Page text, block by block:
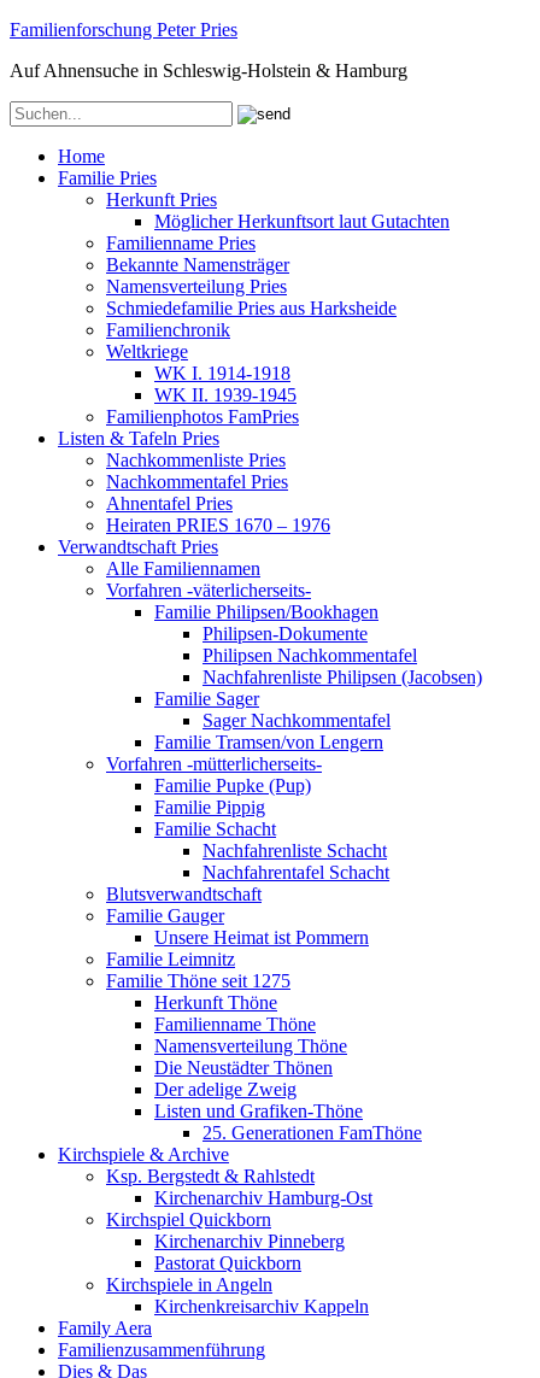
Familienforschung Peter Pries
Auf Ahnensuche in Schleswig-Holstein & Hamburg
Home
Familie Pries
Herkunft Pries
Möglicher Herkunftsort laut Gutachten
Familienname Pries
Bekannte Namensträger
Namensverteilung Pries
Schmiedefamilie Pries aus Harksheide
Familienchronik
Weltkriege
WK I. 1914-1918
WK II. 1939-1945
Familienphotos FamPries
Listen & Tafeln Pries
Nachkommenliste Pries
Nachkommentafel Pries
Ahnentafel Pries
Heiraten PRIES 1670 – 1976
Verwandtschaft Pries
Alle Familiennamen
Vorfahren -väterlicherseits-
Familie Philipsen/Bookhagen
Philipsen-Dokumente
Philipsen Nachkommentafel
Nachfahrenliste Philipsen (Jacobsen)
Familie Sager
Sager Nachkommentafel
Familie Tramsen/von Lengern
Vorfahren -mütterlicherseits-
Familie Pupke (Pup)
Familie Pippig
Familie Schacht
Nachfahrenliste Schacht
Nachfahrentafel Schacht
Blutsverwandtschaft
Familie Gauger
Unsere Heimat ist Pommern
Familie Leimnitz
Familie Thöne seit 1275
Herkunft Thöne
Familienname Thöne
Namensverteilung Thöne
Die Neustädter Thönen
Der adelige Zweig
Listen und Grafiken-Thöne
25. Generationen FamThöne
Kirchspiele & Archive
Ksp. Bergstedt & Rahlstedt
Kirchenarchiv Hamburg-Ost
Kirchspiel Quickborn
Kirchenarchiv Pinneberg
Pastorat Quickborn
Kirchspiele in Angeln
Kirchenkreisarchiv Kappeln
Family Aera
Familienzusammenführung
Dies & Das